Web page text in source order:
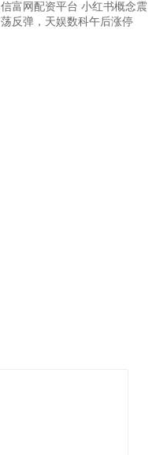
信富网配资平台 小红书概念震
荡反弹，天娱数科午后涨停